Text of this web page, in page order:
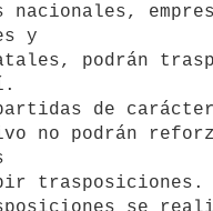
nacionales,
y
podrán
de carácter
no podrán
trasposiciones.